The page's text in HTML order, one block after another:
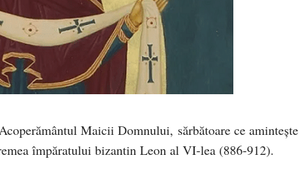
Maicii Domnului, sărbătoare ce amintește
împăratului bizantin Leon al VI-lea (886-912).